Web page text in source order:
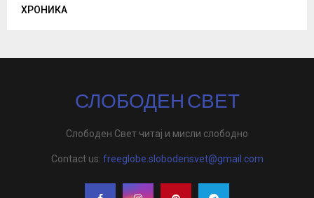
ХРОНИКА
СЛОБОДЕН СВЕТ
Слободен Свет читај и мисли слободно
Contact us: freeglobe.slobodensvet@gmail.com